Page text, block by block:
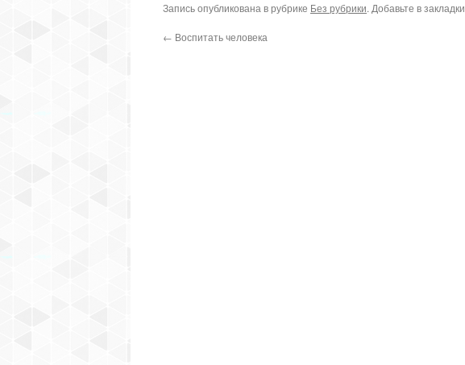
Запись опубликована в рубрике Без рубрики. Добавьте в закладки
← Воспитать человека